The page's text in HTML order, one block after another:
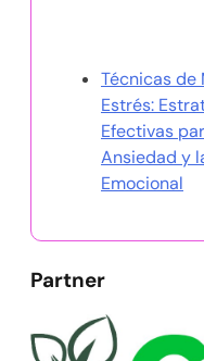
Técnicas de
Estrés:
Efectivas
Ansiedad y
Emocional
Partner